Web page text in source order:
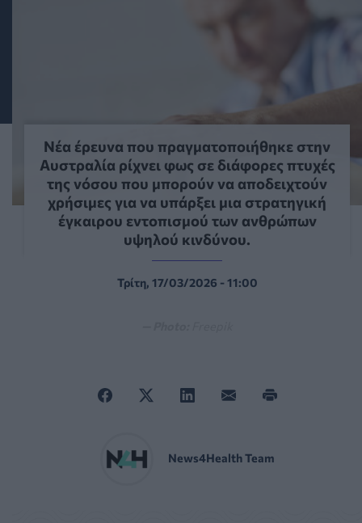
Νέα έρευνα που πραγματοποιήθηκε στην
Αυστραλία ρίχνει φως σε διάφορες πτυχές
της νόσου που μπορούν να αποδειχτούν
χρήσιμες για να υπάρξει μια στρατηγική
έγκαιρου εντοπισμού των ανθρώπων
υψηλού κινδύνου.
Τρίτη, 17/03/2026 - 11:00
News4Health Team